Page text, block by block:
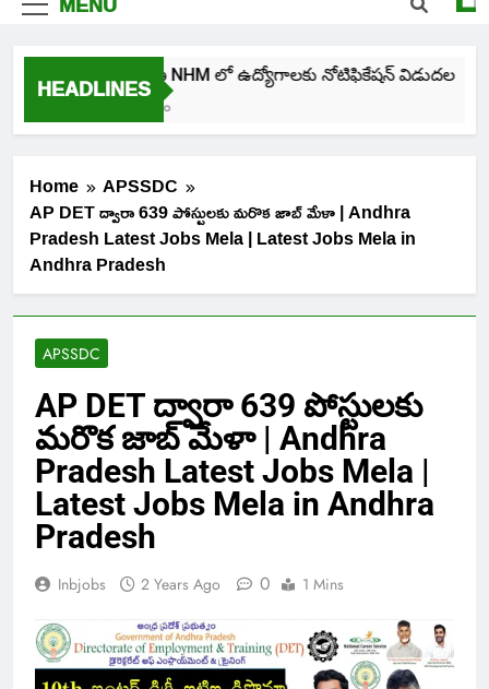
HEADLINES
తెలంగాణ NHM లో ఉద్యోగాలకు నోటిఫికేషన్ విడుదల
Home
APSSDC
AP DET ద్వారా 639 పోస్టులకు మరొక జాబ్ మేళా | Andhra
Pradesh Latest Jobs Mela | Latest Jobs Mela in
Andhra Pradesh
APSSDC
AP DET ద్వారా 639 పోస్టులకు
మరొక జాబ్ మేళా | Andhra
Pradesh Latest Jobs Mela |
Latest Jobs Mela in Andhra
Pradesh
Inbjobs 2 Years Ago 0 1 Mins